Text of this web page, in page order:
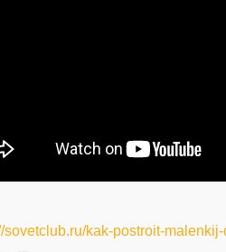
sovetclub.ru/kak-postroit-